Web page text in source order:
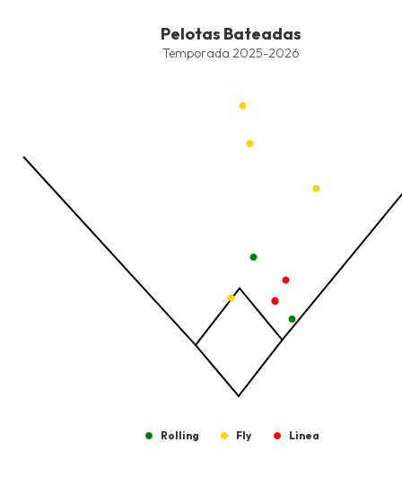
Combination chart with 7 data series.
View as data table, Pelotas Bateadas
The chart has 1 Y axis displaying values. Data ranges from -
Pelotas Bateadas
Temporada 2025-2026
Rolling Fly Linea